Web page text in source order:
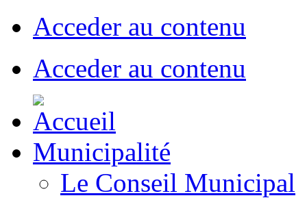
Acceder au contenu
Acceder au contenu
Municipalité
Le Conseil Municipal